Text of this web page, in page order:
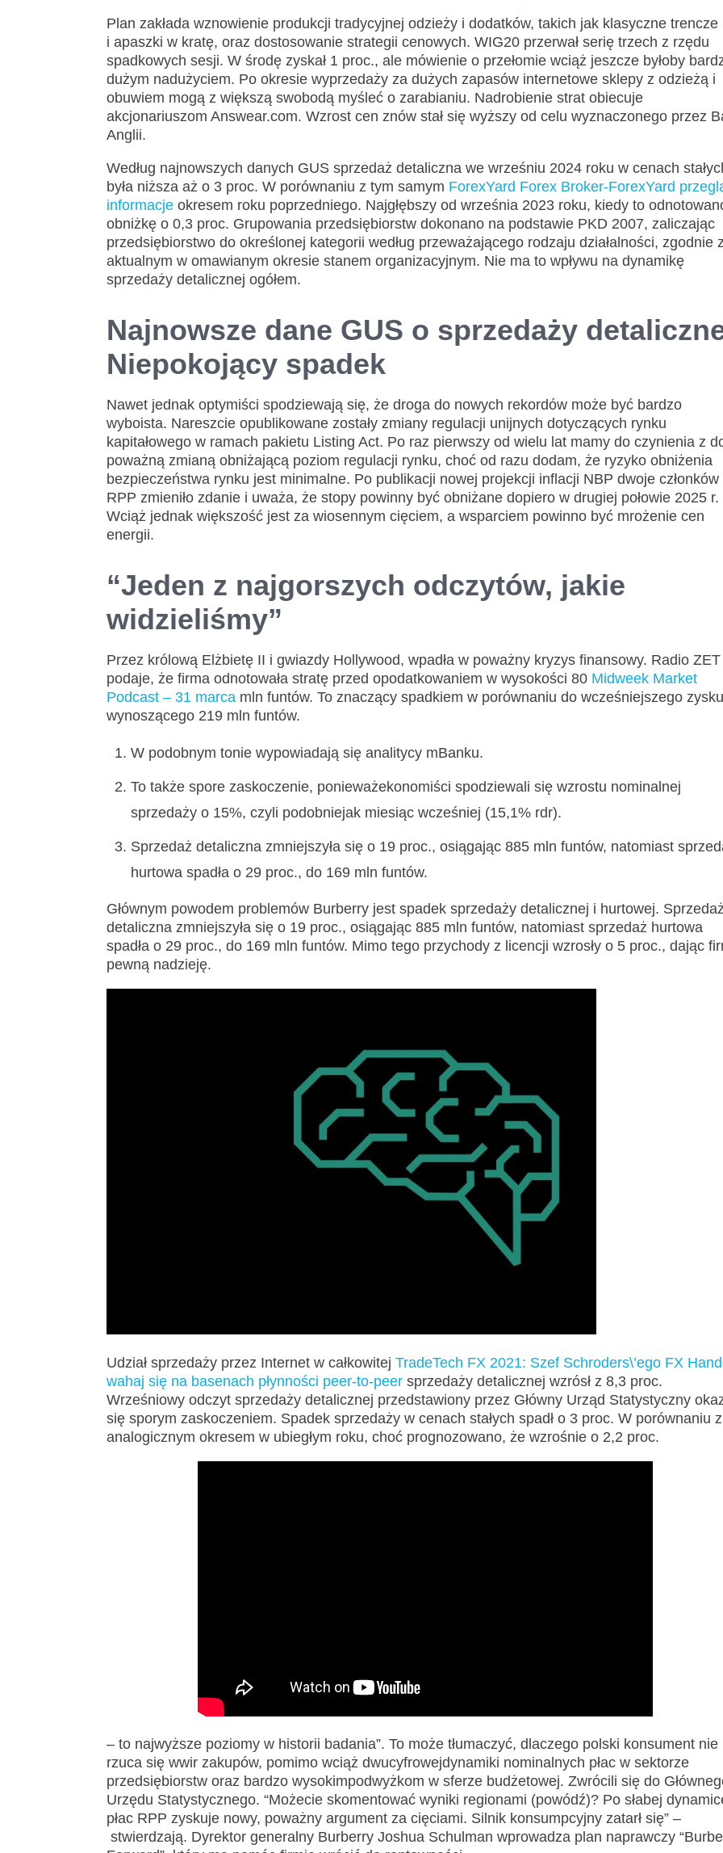
Plan zakłada wznowienie produkcji tradycyjnej odzieży i dodatków, takich jak klasyczne trencze
i apaszki w kratę, oraz dostosowanie strategii cenowych. WIG20 przerwał serię trzech z rzędu
spadkowych sesji. W środę zyskał 1 proc., ale mówienie o przełomie wciąż jeszcze byłoby
dużym nadużyciem. Po okresie wyprzedaży za dużych zapasów internetowe sklepy z odzieżą i
obuwiem mogą z większą swobodą myśleć o zarabianiu. Nadrobienie strat obiecuje
akcjonariuszom Answear.com. Wzrost cen znów stał się wyższy od celu wyznaczonego przez
Anglii.
Według najnowszych danych GUS sprzedaż detaliczna we wrześniu 2024 roku w cenach
była niższa aż o 3 proc. W porównaniu z tym samym ForexYard Forex Broker-ForexYard
informacje okresem roku poprzedniego. Najgłębszy od września 2023 roku, kiedy to
obniżkę o 0,3 proc. Grupowania przedsiębiorstw dokonano na podstawie PKD 2007, zaliczając
przedsiębiorstwo do określonej kategorii według przeważającego rodzaju działalności, zgodnie z
aktualnym w omawianym okresie stanem organizacyjnym. Nie ma to wpływu na dynamikę
sprzedaży detalicznej ogółem.
Najnowsze dane GUS o sprzedaży
Niepokojący spadek
Nawet jednak optymiści spodziewają się, że droga do nowych rekordów może być bardzo
wyboista. Nareszcie opublikowane zostały zmiany regulacji unijnych dotyczących rynku
kapitałowego w ramach pakietu Listing Act. Po raz pierwszy od wielu lat mamy do czynienia z
poważną zmianą obniżającą poziom regulacji rynku, choć od razu dodam, że ryzyko obniżenia
bezpieczeństwa rynku jest minimalne. Po publikacji nowej projekcji inflacji NBP dwoje członków
RPP zmieniło zdanie i uważa, że stopy powinny być obniżane dopiero w drugiej połowie 2025 r.
Wciąż jednak większość jest za wiosennym cięciem, a wsparciem powinno być mrożenie cen
energii.
“Jeden z najgorszych odczytów, jakie
widzieliśmy”
Przez królową Elżbietę II i gwiazdy Hollywood, wpadła w poważny kryzys finansowy. Radio ZET
podaje, że firma odnotowała stratę przed opodatkowaniem w wysokości 80 Midweek Market
Podcast – 31 marca mln funtów. To znaczący spadkiem w porównaniu do wcześniejszego zysku
wynoszącego 219 mln funtów.
W podobnym tonie wypowiadają się analitycy mBanku.
To także spore zaskoczenie, ponieważekonomiści spodziewali się wzrostu nominalnej
sprzedaży o 15%, czyli podobniejak miesiąc wcześniej (15,1% rdr).
Sprzedaż detaliczna zmniejszyła się o 19 proc., osiągając 885 mln funtów, natomiast
hurtowa spadła o 29 proc., do 169 mln funtów.
Głównym powodem problemów Burberry jest spadek sprzedaży detalicznej i hurtowej. Sprzedaż
detaliczna zmniejszyła się o 19 proc., osiągając 885 mln funtów, natomiast sprzedaż hurtowa
spadła o 29 proc., do 169 mln funtów. Mimo tego przychody z licencji wzrosły o 5 proc., dając
pewną nadzieję.
Udział sprzedaży przez Internet w całkowitej TradeTech FX 2021: Szef Schroders\’ego FX
wahaj się na basenach płynności peer-to-peer sprzedaży detalicznej wzrósł z 8,3 proc.
Wrześniowy odczyt sprzedaży detalicznej przedstawiony przez Główny Urząd Statystyczny
się sporym zaskoczeniem. Spadek sprzedaży w cenach stałych spadł o 3 proc. W porównaniu z
analogicznym okresem w ubiegłym roku, choć prognozowano, że wzrośnie o 2,2 proc.
– to najwyższe poziomy w historii badania”. To może tłumaczyć, dlaczego polski konsument nie
rzuca się wwir zakupów, pomimo wciąż dwucyfrowejdynamiki nominalnych płac w sektorze
przedsiębiorstw oraz bardzo wysokimpodwyżkom w sferze budżetowej. Zwrócili się do
Urzędu Statystycznego. “Możecie skomentować wyniki regionami (powódź)? Po słabej
płac RPP zyskuje nowy, poważny argument za cięciami. Silnik konsumpcyjny zatarł się” –
stwierdzają. Dyrektor generalny Burberry Joshua Schulman wprowadza plan naprawczy